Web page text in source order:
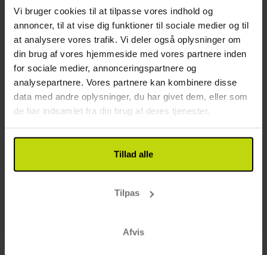
Vi bruger cookies til at tilpasse vores indhold og
annoncer, til at vise dig funktioner til sociale medier og til
at analysere vores trafik. Vi deler også oplysninger om
din brug af vores hjemmeside med vores partnere inden
for sociale medier, annonceringspartnere og
analysepartnere. Vores partnere kan kombinere disse
data med andre oplysninger, du har givet dem, eller som
de har indsamlet fra din brug af deres tjenester.
Tillad alle
Tilpas
Afvis
Ønsker i værelse med terrasse eller balkon så skal i
bo i bygning D og ønsker i at være garanteret udsigt
enten til vores krondyr eller grønne område så skal i
vælge bygning E.
Elevator
Opladning af elbil
Byggeår: 1976
Renoveret: 2025
Motorcykel opbevaring
Restaurant
Restaurant
Restauranten er åben weekender
Mulighed for vegetar mad
Værelser i stueetage